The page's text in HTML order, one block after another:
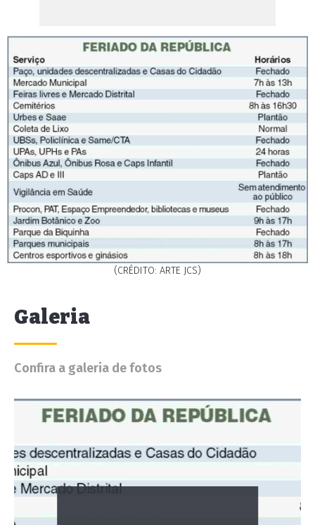
(CRÉDITO: ARTE JCS)
Galeria
Confira a galeria de fotos